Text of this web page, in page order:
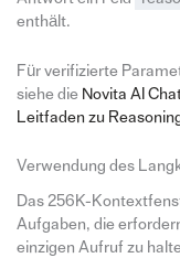
enthält.
Für verifizierte
siehe die Novita AI
Leitfaden zu
Verwendung des
Das 256K-
Aufgaben, die
einzigen Aufruf zu